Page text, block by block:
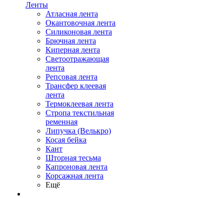
Ленты
Атласная лента
Окантовочная лента
Силиконовая лента
Брючная лента
Киперная лента
Светоотражающая
лента
Репсовая лента
Трансфер клеевая
лента
Термоклеевая лента
Стропа текстильная
ременная
Липучка (Велькро)
Косая бейка
Кант
Шторная тесьма
Капроновая лента
Корсажная лента
Ещё